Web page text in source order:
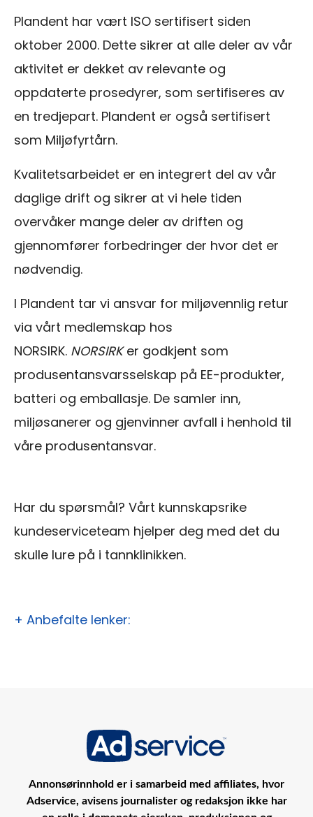
Plandent har vært ISO sertifisert siden
oktober 2000. Dette sikrer at alle deler av vår
aktivitet er dekket av relevante og
oppdaterte prosedyrer, som sertifiseres av
en tredjepart. Plandent er også sertifisert
som Miljøfyrtårn.
Kvalitetsarbeidet er en integrert del av vår
daglige drift og sikrer at vi hele tiden
overvåker mange deler av driften og
gjennomfører forbedringer der hvor det er
nødvendig.
I Plandent tar vi ansvar for miljøvennlig retur
via vårt medlemskap hos
NORSIRK. NORSIRKer godkjent som
produsentansvarsselskap på EE-produkter,
batteri og emballasje. De samler inn,
miljøsanerer og gjenvinner avfall i henhold til
våre produsentansvar.
Har du spørsmål? Vårt kunnskapsrike
kundeserviceteam hjelper deg med det du
skulle lure på i tannklinikken.
+ Anbefalte lenker:
Annonsørinnhold er i samarbeid med affiliates, hvor
Adservice, avisens journalister og redaksjon ikke har